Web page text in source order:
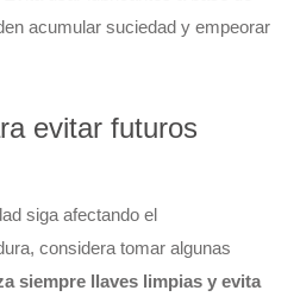
acumular suciedad y empeorar
evitar futuros
siga afectando el
considera tomar algunas
siempre llaves limpias y evita